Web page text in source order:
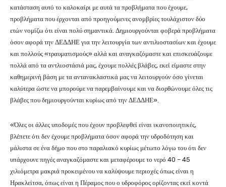
κατάσταση αυτό το καλοκαίρι με αυτά τα προβλήματα που έχουμε,
προβλήματα που έρχονται από προηγούμενες ανομβρίες τουλάχιστον δύο
ετών νομίζω ότι είναι πολύ σημαντικά. Δημιουργούνται φοβερά προβλήματα
όσον αφορά την ΔΕΔΔΗΕ για την λειτουργία των αντιλιοστασίων και έχουμε
και πολλούς «τραυματισμούς» αλλά και αναγκαζόμαστε και επισκευάζουμε
πολλά από τα αντλιοστάσιά μας, έχουμε πολλές βλάβες, εκεί είμαστε στην
καθημερινή βάση με τα αντανακλαστικά μας να λειτουργούν όσο γίνεται
καλύτερα ώστε να μπορούμε να παρεμβαίνουμε και να διορθώνουμε όλες τις
βλάβες που δημιουργούνται κυρίως από την ΔΕΔΔΗΕ».
«Όλες οι άλλες υποδομές που έχουν προβλεφθεί είναι ικανοποιητικές,
βλέπετε ότι δεν έχουμε προβλήματα όσον αφορά την υδροδότηση και
μάλιστα σε ένα δήμο που στο παραλιακό κυρίως μέτωπο λόγω του ότι δεν
υπάρχουνε πηγές αναγκαζόμαστε και μεταφέρουμε το νερό 40 – 45
χιλιόμετρα μακριά προκειμένου να καλύψουμε περιοχές όπως είναι η
Ηρακλείτσα, όπως είναι η Πέραμος που ο υδροφόρος ορίζοντας εκεί κοντά